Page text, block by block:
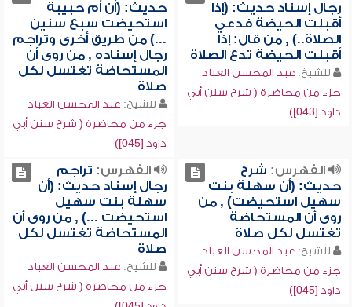
رجال إسناد حديث: (إذا
أقبلت الحيضة فدعي
الصلاة..) , من قال: إذا
أقبلت الحيضة تدع الصلاة
للشيخ: عبد المحسن العباد
جزء من محاضرة ( شرح سنن أبي
داود [043])
حديث: (أن أم حبيبة
استحيضت سبع سنين
...) من طريق أخرى وتراجم
رجال إسناده , من روى أن
المستحاضة تغتسل لكل
صلاة
للشيخ: عبد المحسن العباد
جزء من محاضرة ( شرح سنن أبي
داود [045])
الفهرس: شرح
حديث: (أن سهلة بنت
سهيل استحيضت) , من
روى أن المستحاضة
تغتسل لكل صلاة
للشيخ: عبد المحسن العباد
جزء من محاضرة ( شرح سنن أبي
داود [045])
الفهرس: تراجم
رجال إسناد حديث: (أن
سهلة بنت سهيل
استحيضت ...) , من روى أن
المستحاضة تغتسل لكل
صلاة
للشيخ: عبد المحسن العباد
جزء من محاضرة ( شرح سنن أبي